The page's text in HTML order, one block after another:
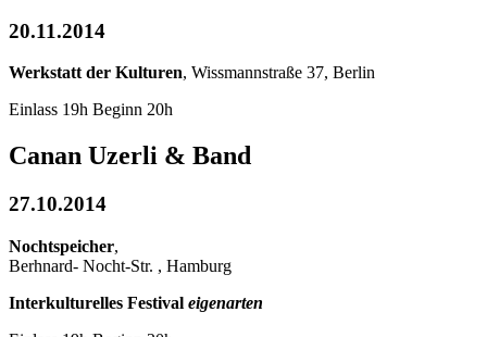
20.11.2014
Werkstatt der Kulturen, Wissmannstraße 37, Berlin
Einlass 19h Beginn 20h
Canan Uzerli & Band
27.10.2014
Nochtspeicher,
Berhnard- Nocht-Str. , Hamburg
Interkulturelles Festival eigenarten